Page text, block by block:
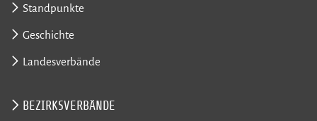
Standpunkte
Geschichte
Landesverbände
BEZIRKSVERBÄNDE